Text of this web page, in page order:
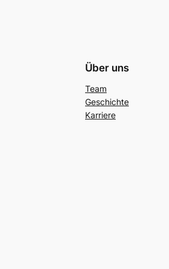
Über uns
Team
Geschichte
Karriere